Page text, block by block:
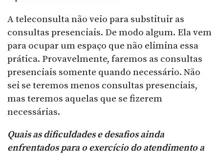
A teleconsulta não veio para substituir as
consultas presenciais. De modo algum. Ela vem
para ocupar um espaço que não elimina essa
prática. Provavelmente, faremos as consultas
presenciais somente quando necessário. Não
sei se teremos menos consultas presenciais,
mas teremos aquelas que se fizerem
necessárias.
Quais as dificuldades e desafios ainda
enfrentados para o exercício do atendimento a